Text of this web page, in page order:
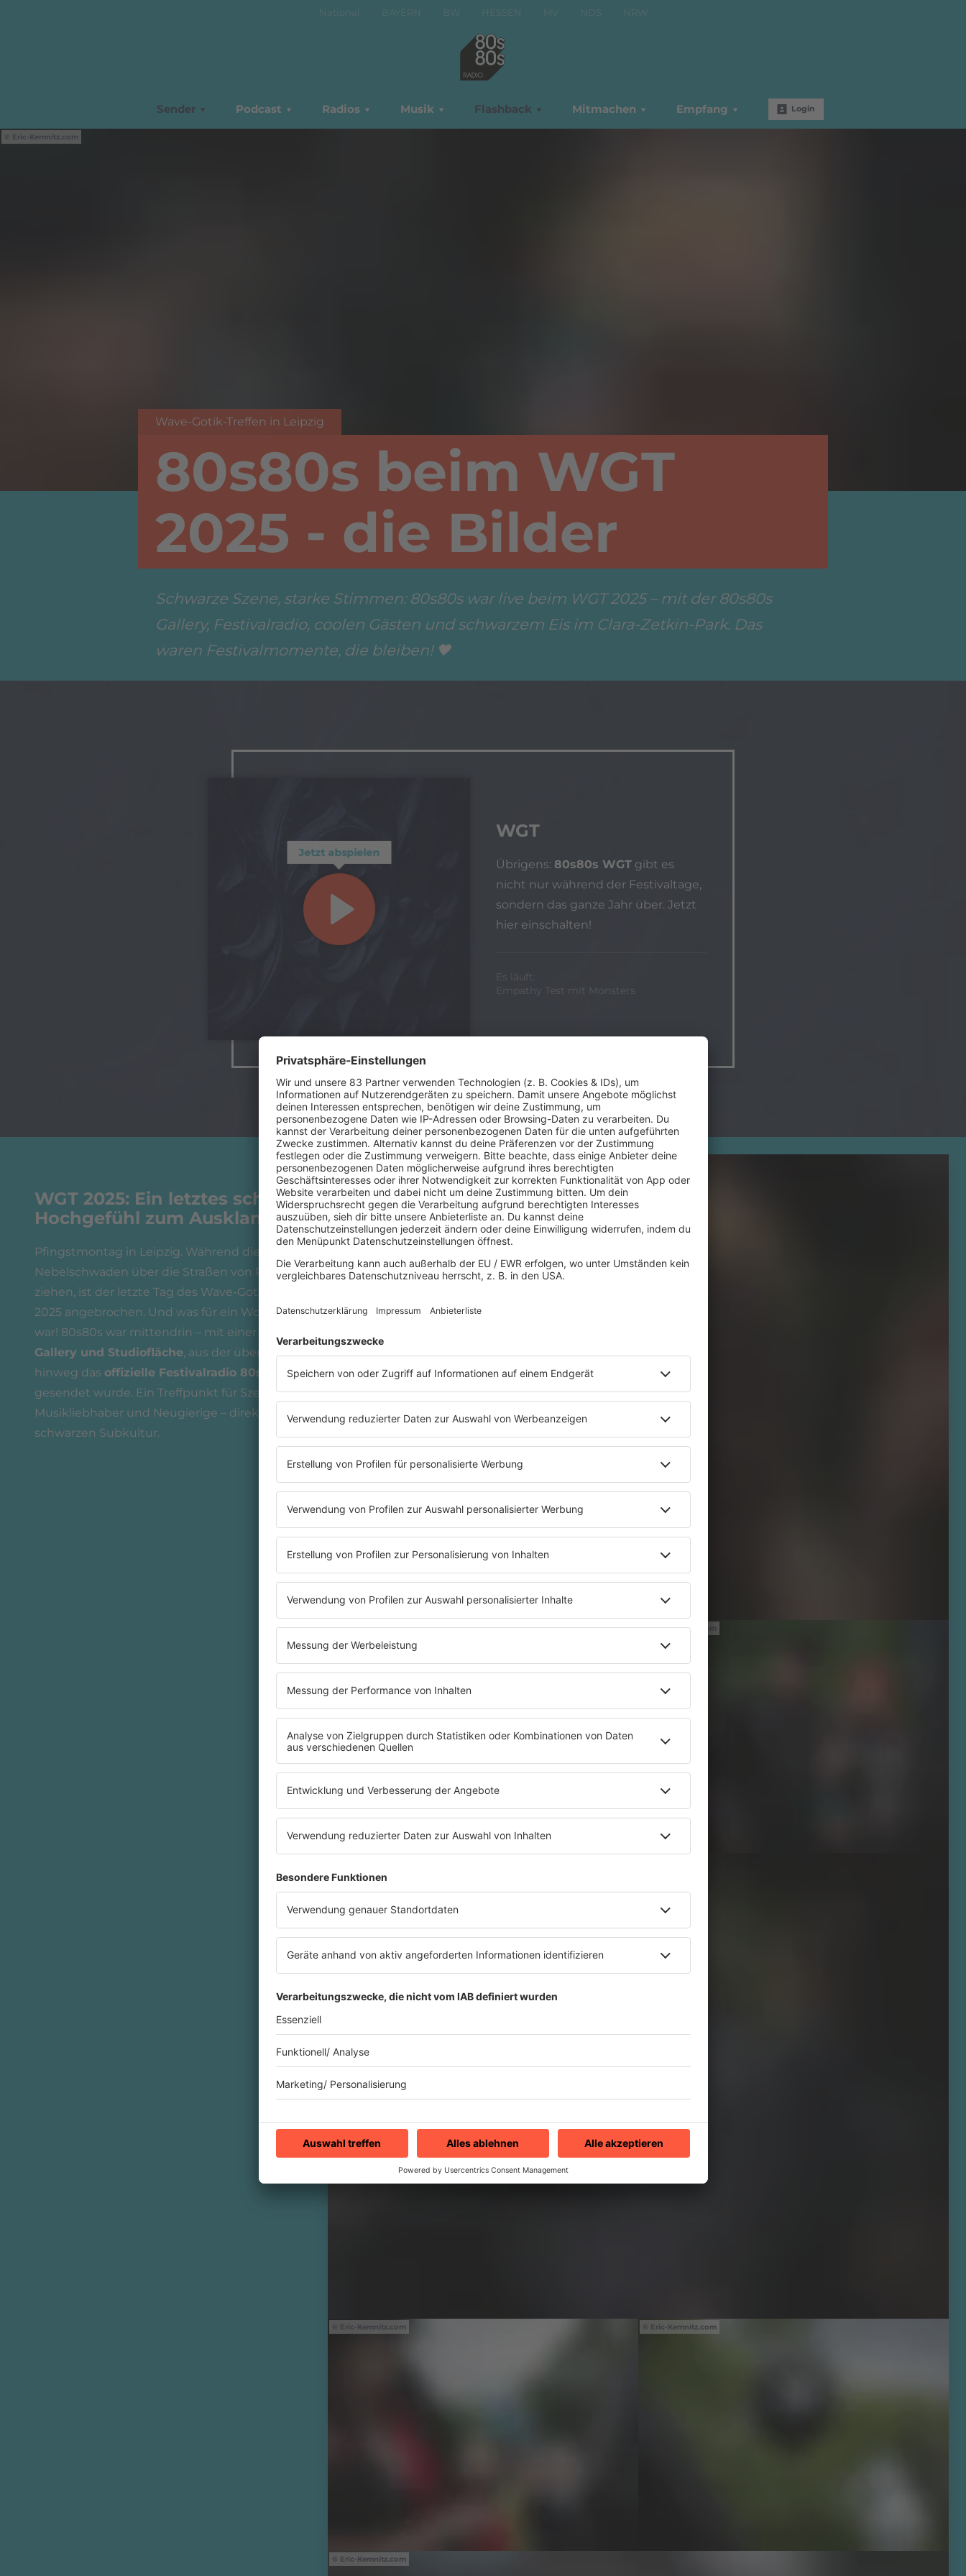
National BAYERN BW HESSEN MV NDS NRW
Sender Podcast Radios Musik Flashback Mitmachen Empfang Login
Eric-Kemnitz.com
Wave-Gotik-Treffen in Leipzig
80s80s beim WGT
2025 - die Bilder
Schwarze Szene, starke Stimmen: 80s80s war live beim WGT 2025 – mit der 80s80s
Gallery, Festivalradio, coolen Gästen und schwarzem Eis im Clara-Zetkin-Park. Das
waren Festivalmomente, die bleiben! 🖤
Jetzt abspielen
WGT
Übrigens: 80s80s WGT gibt es
nicht nur während der Festivaltage,
sondern das ganze Jahr über. Jetzt
hier einschalten!
Es läuft:
Empathy Test mit Monsters
WGT 2025: Ein letztes schwarzes
Hochgefühl zum Ausklang
Pfingstmontag in Leipzig. Während die letzten
Nebelschwaden über die Straßen von Plagwitz
ziehen, ist der letzte Tag des Wave-Gotik-Treffens
2025 angebrochen. Und was für ein Wochenende es
war! 80s80s war mittendrin – mit einer eigenen
Gallery und Studiofläche, aus der über alle Tage
hinweg das offizielle Festivalradio 80s80s WGT
gesendet wurde. Ein Treffpunkt für Szenegrößen,
Musikliebhaber und Neugierige – direkt am Puls der
schwarzen Subkultur.
Eric-Kemnitz.com
Eric-Kemnitz.com Eric-Kemnitz.com
Eric-Kemnitz.com Eric-Kemnitz.com
Eric-Kemnitz.com